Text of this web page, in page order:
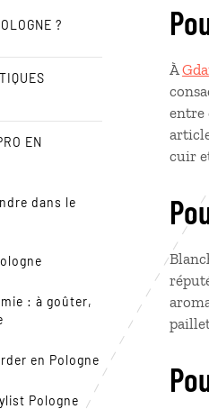
?
EN
dans le
: à goûter,
en Pologne
Pologne
À
entre
cuir